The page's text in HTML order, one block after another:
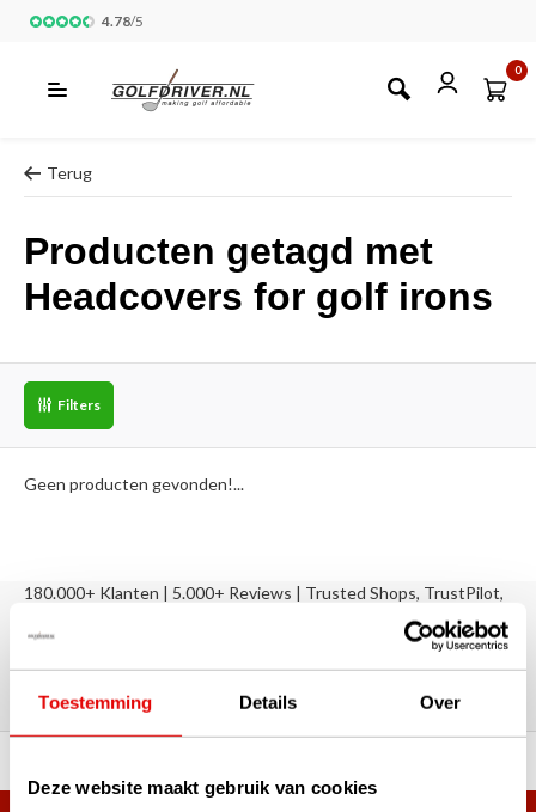
Toestemming Details Over
Deze website maakt gebruik van cookies
4.78/5
0
Terug
Producten getagd met
Headcovers for golf irons
Filters
Geen producten gevonden!...
180.000+ Klanten | 5.000+ Reviews | Trusted Shops, TrustPilot,
Reviews: Onze klanten aan het
woord